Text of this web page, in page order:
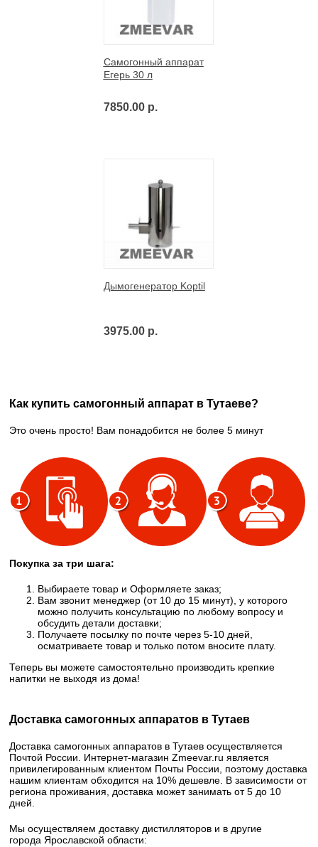
Самогонный аппарат
Егерь 30 л
7850.00 р.
Дымогенератор Koptil
3975.00 р.
Как купить самогонный аппарат в Тутаеве?
Это очень просто! Вам понадобится не более 5 минут
Покупка за три шага:
Выбираете товар и Оформляете заказ;
Вам звонит менеджер (от 10 до 15 минут), у которого
можно получить консультацию по любому вопросу и
обсудить детали доставки;
Получаете посылку по почте через 5-10 дней,
осматриваете товар и только потом вносите плату.
Теперь вы можете самостоятельно производить крепкие
напитки не выходя из дома!
Доставка самогонных аппаратов в Тутаев
Доставка самогонных аппаратов в Тутаев осуществляется
Почтой России. Интернет-магазин Zmeevar.ru является
привилегированным клиентом Почты России, поэтому доставка
нашим клиентам обходится на 10% дешевле. В зависимости от
региона проживания, доставка может занимать от 5 до 10
дней.
Мы осуществляем доставку дистилляторов и в другие
города Ярославской области: